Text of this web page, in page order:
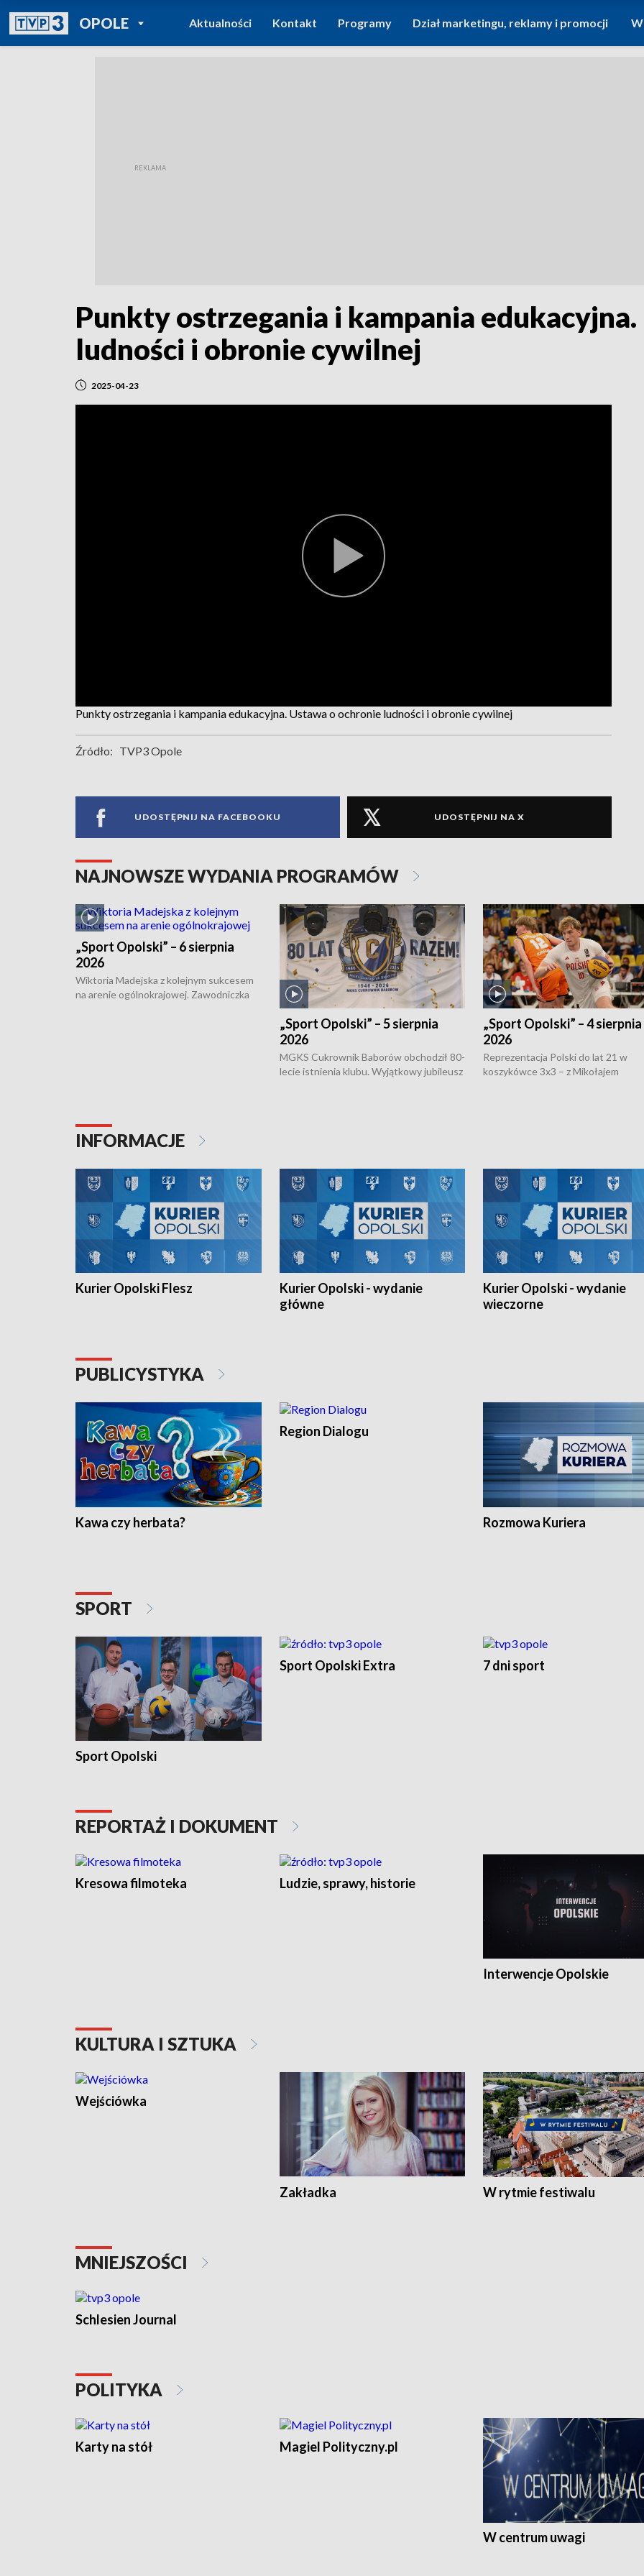
OPOLEPOWRÓT DO
TVP REGIONY
Aktualności Kontakt Programy Dział marketingu, reklamy i promocji
Punkty ostrzegania i kampania
ludności i obronie cywilnej
2025-04-23
Punkty ostrzegania i kampania edukacyjna. Ustawa o ochronie ludności i obronie cywilnej
Źródło: TVP3 Opole
UDOSTĘPNIJ NA FACEBOOKU UDOSTĘPNIJ NA X
NAJNOWSZE WYDANIA PROGRAMÓW
„Sport Opolski” – 6 sierpnia
2026
Wiktoria Madejska z kolejnym sukcesem
na arenie ogólnokrajowej. Zawodniczka
„Sport Opolski” – 5 sierpnia
2026
MGKS Cukrownik Baborów obchodził 80-
lecie istnienia klubu. Wyjątkowy jubileusz
„Sport Opolski” – 4 sierpnia
2026
Reprezentacja Polski do lat 21 w
koszykówce 3x3 – z Mikołajem
INFORMACJE
Kurier Opolski Flesz
Kurier Opolski - wydanie
główne
Kurier Opolski - wydanie
wieczorne
PUBLICYSTYKA
Kawa czy herbata?
Region Dialogu
Rozmowa Kuriera
SPORT
Sport Opolski
Sport Opolski Extra 7 dni sport
REPORTAŻ I DOKUMENT
Kresowa filmoteka Ludzie, sprawy, historie
Interwencje Opolskie
KULTURA I SZTUKA
Wejściówka
Zakładka W rytmie festiwalu
MNIEJSZOŚCI
Schlesien Journal
POLITYKA
Karty na stół Magiel Polityczny.pl
W centrum uwagi